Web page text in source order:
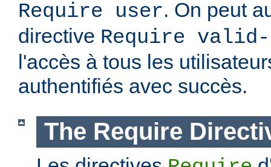
Require user. On peut
directive Require
l'accès à tous les
authentifiés avec succès.
The Require